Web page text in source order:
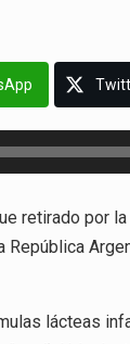
retirado por
lácteas